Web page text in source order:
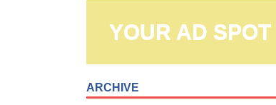
YOUR AD SPOT
ARCHIVE